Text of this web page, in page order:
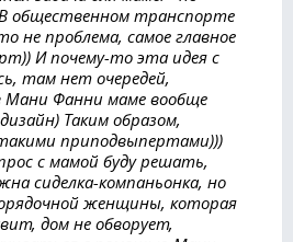
общественном транспорте
не проблема, самое главное
И почему-то эта идея с
там нет очередей,
Мани Фанни маме вообще
Таким образом,
приподвыпертами)))
с мамой буду решать,
сиделка-компаньонка, но
женщины, которая
дом не обворует,